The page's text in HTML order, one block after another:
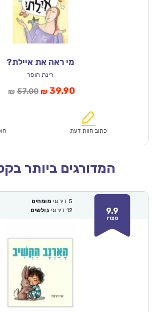
מי ראה את איילת?
רינת הופר
₪ 57.00המחיר
₪57.00.
₪ 39.90המחיר
הוא:
כתוב חוות דעת
המדורגים ביותר
9.9
מצוין
5 דירוגי מומחים
12 דירוגי גולשים